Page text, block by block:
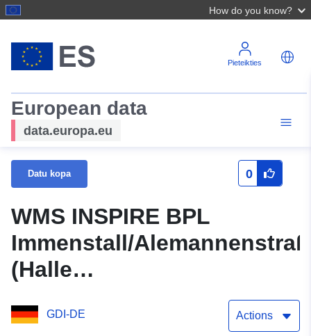
How do you know?
Pieteikties
European data
data.europa.eu
Datu kopa 0
WMS INSPIRE BPL
Immenstall/
(Halle
Gündringen/Schietingen)
Sistēmas Prasības
GDI-DE Actions